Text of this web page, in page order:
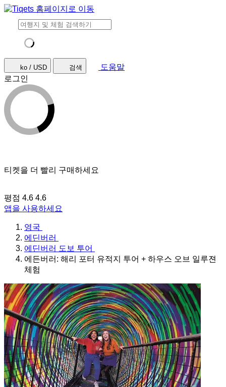
ko / USD 검색
도움말
로그인
티켓을 더 빨리 구매하세요
평점 4.6 4.6
앱을 사용하세요
영국
에딘버러
에딘버러 도보 투어
에든버러: 해리 포터 유적지 투어 + 하우스 오브 일루젼
체험